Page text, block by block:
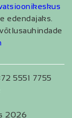
edendajaks.
5551 7755
2026